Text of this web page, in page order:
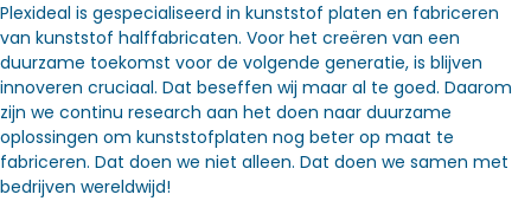
Plexideal is gespecialiseerd in kunststof platen en fabriceren
van kunststof halffabricaten. Voor het creëren van een
duurzame toekomst voor de volgende generatie, is blijven
innoveren cruciaal. Dat beseffen wij maar al te goed. Daarom
zijn we continu research aan het doen naar duurzame
oplossingen om kunststofplaten nog beter op maat te
fabriceren. Dat doen we niet alleen. Dat doen we samen met
bedrijven wereldwijd!